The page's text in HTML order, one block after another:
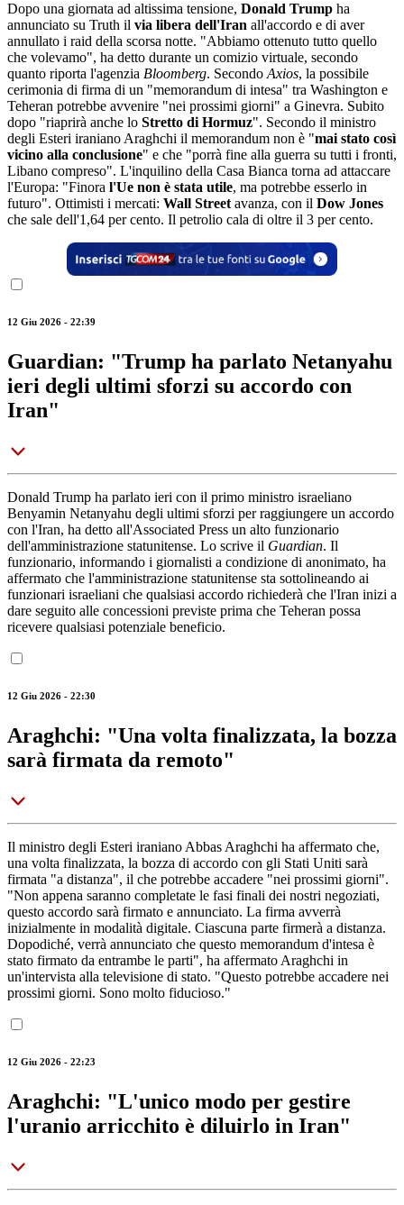
Dopo una giornata ad altissima tensione, Donald Trump ha
annunciato su Truth il via libera dell'Iran all'accordo e di aver
annullato i raid della scorsa notte. "Abbiamo ottenuto tutto quello
che volevamo", ha detto durante un comizio virtuale, secondo
quanto riporta l'agenzia Bloomberg. Secondo Axios, la possibile
cerimonia di firma di un "memorandum di intesa" tra Washington e
Teheran potrebbe avvenire "nei prossimi giorni" a Ginevra. Subito
dopo "riaprirà anche lo Stretto di Hormuz". Secondo il ministro
degli Esteri iraniano Araghchi il memorandum non è "mai stato così
vicino alla conclusione" e che "porrà fine alla guerra su tutti i fronti,
Libano compreso". L'inquilino della Casa Bianca torna ad attaccare
l'Europa: "Finora l'Ue non è stata utile, ma potrebbe esserlo in
futuro". Ottimisti i mercati: Wall Street avanza, con il Dow Jones
che sale dell'1,64 per cento. Il petrolio cala di oltre il 3 per cento.
12 Giu 2026 - 22:39
Guardian: "Trump ha parlato Netanyahu
ieri degli ultimi sforzi su accordo con
Iran"
Donald Trump ha parlato ieri con il primo ministro israeliano
Benyamin Netanyahu degli ultimi sforzi per raggiungere un accordo
con l'Iran, ha detto all'Associated Press un alto funzionario
dell'amministrazione statunitense. Lo scrive il Guardian. Il
funzionario, informando i giornalisti a condizione di anonimato, ha
affermato che l'amministrazione statunitense sta sottolineando ai
funzionari israeliani che qualsiasi accordo richiederà che l'Iran inizi a
dare seguito alle concessioni previste prima che Teheran possa
ricevere qualsiasi potenziale beneficio.
12 Giu 2026 - 22:30
Araghchi: "Una volta finalizzata, la bozza
sarà firmata da remoto"
Il ministro degli Esteri iraniano Abbas Araghchi ha affermato che,
una volta finalizzata, la bozza di accordo con gli Stati Uniti sarà
firmata "a distanza", il che potrebbe accadere "nei prossimi giorni".
"Non appena saranno completate le fasi finali dei nostri negoziati,
questo accordo sarà firmato e annunciato. La firma avverrà
inizialmente in modalità digitale. Ciascuna parte firmerà a distanza.
Dopodiché, verrà annunciato che questo memorandum d'intesa è
stato firmato da entrambe le parti", ha affermato Araghchi in
un'intervista alla televisione di stato. "Questo potrebbe accadere nei
prossimi giorni. Sono molto fiducioso."
12 Giu 2026 - 22:23
Araghchi: "L'unico modo per gestire
l'uranio arricchito è diluirlo in Iran"